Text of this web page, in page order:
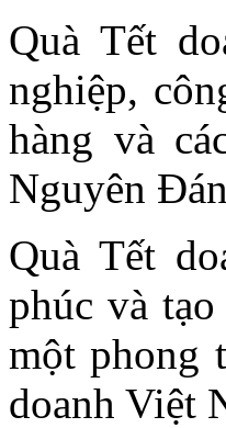
Quà Tết
nghiệp,
hàng và
Nguyên
Quà Tết
phúc và
một phong
doanh Việt